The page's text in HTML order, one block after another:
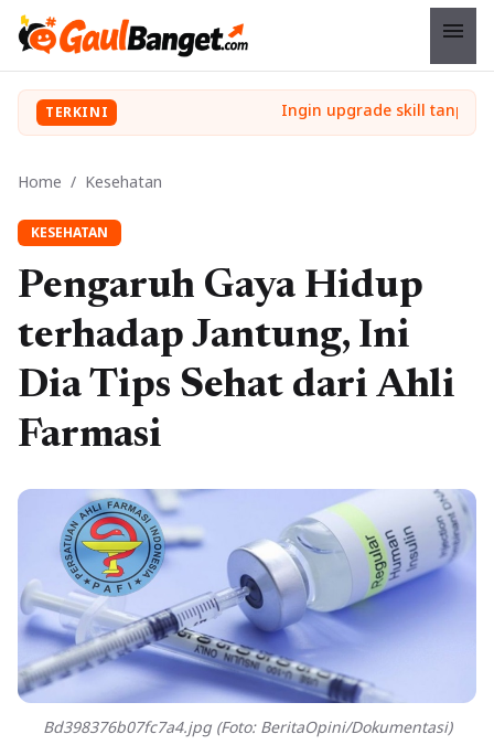
menu
TERKINI
Home / Kesehatan
KESEHATAN
Pengaruh Gaya Hidup
terhadap Jantung, Ini
Dia Tips Sehat dari Ahli
Farmasi
Bd398376b07fc7a4.jpg (Foto: BeritaOpini/Dokumentasi)